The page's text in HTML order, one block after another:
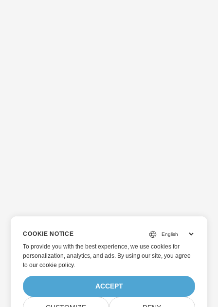
COOKIE NOTICE
To provide you with the best experience, we use cookies for
personalization, analytics, and ads. By using our site, you agree
toour cookie policy.
ACCEPT